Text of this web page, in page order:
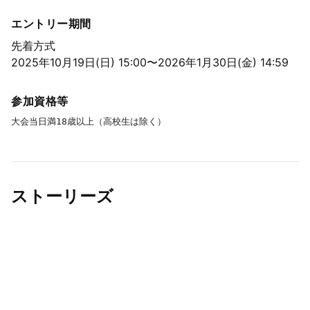
エントリー期間
先着方式
2025年10月19日(日) 15:00〜2026年1月30日(金) 14:59
参加資格等
大会当日満18歳以上（高校生は除く）
ストーリーズ